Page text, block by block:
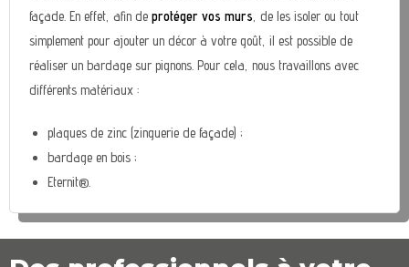
façade. En effet, afin deprotéger vos murs , de les isoler ou tout
simplement pour ajouter un décor à votre goût, il est possible de
réaliser un bardage sur pignons. Pour cela, nous travaillons avec
différents matériaux :
plaques de zinc (zinguerie de façade) ;
bardage en bois ;
Eternit®.